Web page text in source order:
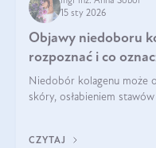
15 sty 2026
Objawy niedoboru
rozpoznać i co
Niedobór kolagenu może
skóry, osłabieniem
osłabienie włosów.
CZYTAJ